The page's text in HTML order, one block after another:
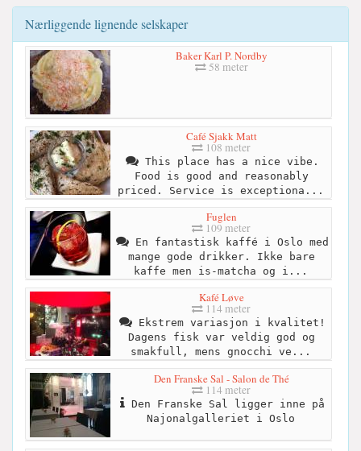
Nærliggende lignende selskaper
Baker Karl P. Nordby
58 meter
Café Sjakk Matt
108 meter
This place has a nice vibe.
Food is good and reasonably
priced. Service is exceptiona...
Fuglen
109 meter
En fantastisk kaffé i Oslo med
mange gode drikker. Ikke bare
kaffe men is-matcha og i...
Kafé Løve
114 meter
Ekstrem variasjon i kvalitet!
Dagens fisk var veldig god og
smakfull, mens gnocchi ve...
Den Franske Sal - Salon de Thé
114 meter
Den Franske Sal ligger inne på
Najonalgalleriet i Oslo